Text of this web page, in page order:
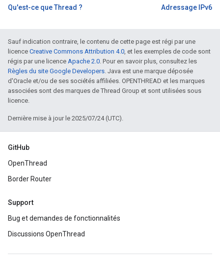
Qu'est-ce que Thread ?
Adressage IPv6
Sauf indication contraire, le contenu de cette page est régi par une
licence Creative Commons Attribution 4.0 , et les exemples de code sont
régis par une licence Apache 2.0 . Pour en savoir plus, consultez les
Règles du site Google Developers . Java est une marque déposée
d'Oracle et/ou de ses sociétés affiliées. OPENTHREAD et les marques
associées sont des marques de Thread Group et sont utilisées sous
licence.
Dernière mise à jour le 2025/07/24 (UTC).
GitHub
OpenThread
Border Router
Support
Bug et demandes de fonctionnalités
Discussions OpenThread